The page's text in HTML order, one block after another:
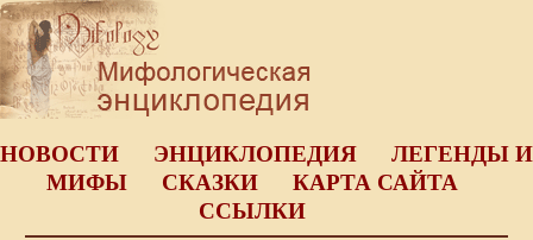
НОВОСТИ ЭНЦИКЛОПЕДИЯ
ЛЕГЕНДЫ И
МИФЫ
СКАЗКИ
КАРТА САЙТА
ССЫЛКИ